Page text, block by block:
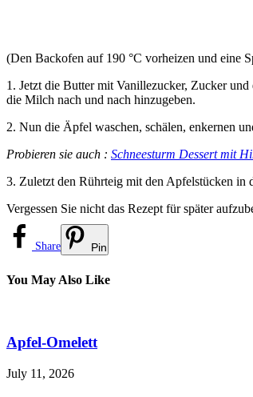
(Den Backofen auf 190 °C vorheizen und eine
1. Jetzt die Butter mit Vanillezucker, Zucker
die Milch nach und nach hinzugeben.
2. Nun die Äpfel waschen, schälen, enkernen
Probieren sie auch : Schneesturm Dessert mit
3. Zuletzt den Rührteig mit den Apfelstücken in
Vergessen Sie nicht das Rezept für später
Share Pin
You May Also Like
Apfel-Omelett
July 11, 2026